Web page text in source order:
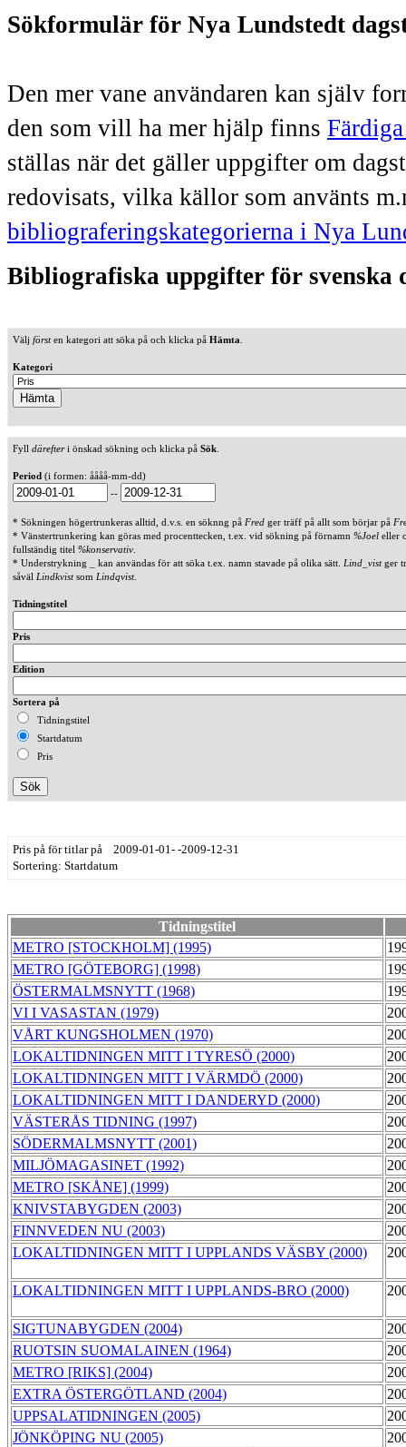
Sökformulär för Nya Lundstedt
Den mer vane användaren kan själv
den som vill ha mer hjälp finns
ställas när det gäller uppgifter om
redovisats, vilka källor som använts
bibliograferingskategorierna i Nya
Bibliografiska uppgifter för svenska
Välj försten kategori att söka på och klicka på Hämta
Kategori
Fyll därefteri önskad sökning och klicka på Sök
Period (i formen: åååå-mm-dd)
--
* Sökningen högertrunkeras alltid, d.v.s. en söknng på Fred ger träff på allt som börjar på
* Vänstertrunkering kan göras med procenttecken, t.ex. vid sökning på förnamn %Joel eller
fullständig titel %konservativ
* Understrykning _ kan användas för att söka t.ex. namn stavade på olika sätt. Lind_vistger
såväl Lindkvistsom Lindqvist.
Tidningstitel
Pris
Edition
Sortera på
Tidningstitel
Startdatum
Pris
Pris på för titlar på 2009-01-01- -2009-12-31
Sortering: Startdatum
Tidningstitel
METRO [STOCKHOLM] (1995)
METRO [GÖTEBORG] (1998)
ÖSTERMALMSNYTT (1968)
VI I VASASTAN (1979)
VÅRT KUNGSHOLMEN (1970)
LOKALTIDNINGEN MITT I TYRESÖ (2000)
LOKALTIDNINGEN MITT I VÄRMDÖ (2000)
LOKALTIDNINGEN MITT I DANDERYD (2000)
VÄSTERÅS TIDNING (1997)
SÖDERMALMSNYTT (2001)
MILJÖMAGASINET (1992)
METRO [SKÅNE] (1999)
KNIVSTABYGDEN (2003)
FINNVEDEN NU (2003)
LOKALTIDNINGEN MITT I UPPLANDS VÄSBY (2000)
LOKALTIDNINGEN MITT I UPPLANDS-BRO (2000)
SIGTUNABYGDEN (2004)
RUOTSIN SUOMALAINEN (1964)
METRO [RIKS] (2004)
EXTRA ÖSTERGÖTLAND (2004)
UPPSALATIDNINGEN (2005)
JÖNKÖPING NU (2005)